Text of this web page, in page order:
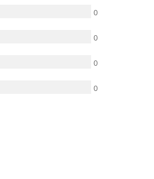
0
0
0
0